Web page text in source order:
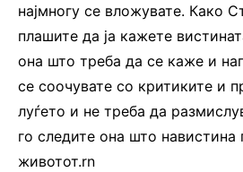
најмногу се вложувате. Како
плашите да ја кажете
она што треба да се каже и
се соочувате со критиките и
луѓето и не треба да
го следите она што навистина
животот.rn